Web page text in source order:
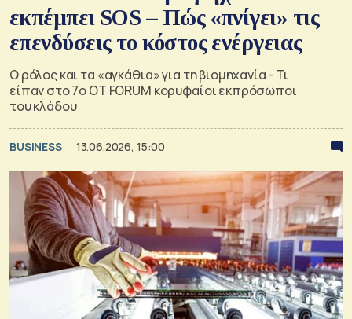
εκπέμπει SOS – Πώς «πνίγει» τις
επενδύσεις το κόστος ενέργειας
Ο ρόλος και τα «αγκάθια» για τη βιομηχανία - Τι
είπαν στο 7ο OT FORUM κορυφαίοι εκπρόσωποι
του κλάδου
BUSINESS 13.06.2026, 15:00